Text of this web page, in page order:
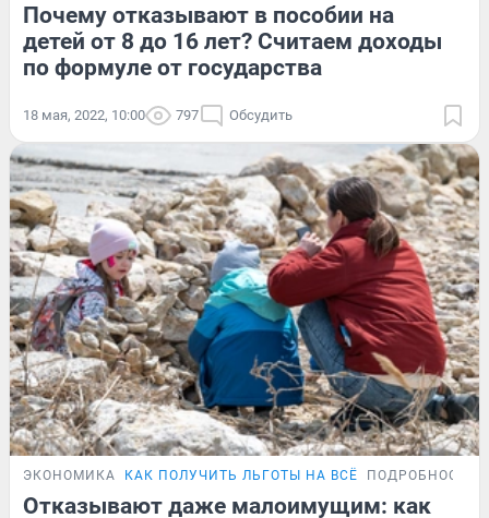
Почему отказывают в пособии на
детей от 8 до 16 лет? Считаем доходы
по формуле от государства
18 мая, 2022, 10:00 797 Обсудить
ЭКОНОМИКА КАК ПОЛУЧИТЬ ЛЬГОТЫ НА ВСЁ ПОДРОБНОСТИ
Отказывают даже малоимущим: как